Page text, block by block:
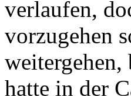
verlaufen,
vorzugehen
hatte in der